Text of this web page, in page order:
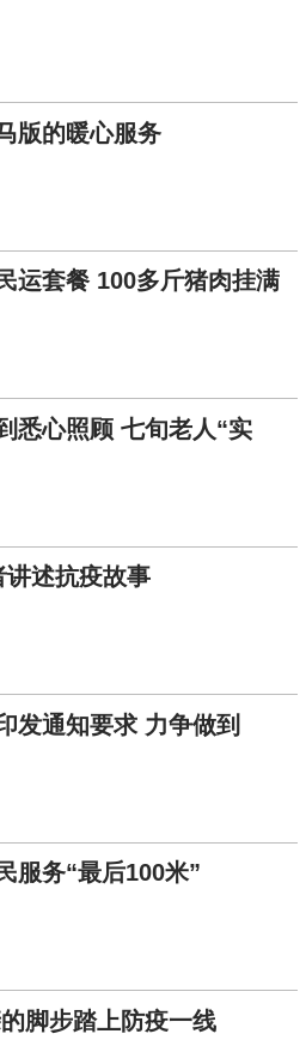
版的暖心服务
运套餐 100多斤猪肉挂满
悉心照顾 七旬老人“实
述抗疫故事
发通知要求 力争做到
服务“最后100米”
脚步踏上防疫一线